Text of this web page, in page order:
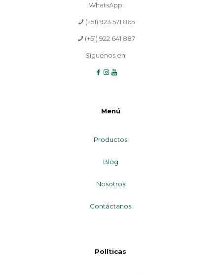
WhatsApp:
(+51) 923 571 865
(+51) 922 641 887
Síguenos en:
Menú
Productos
Blog
Nosotros
Contáctanos
Políticas